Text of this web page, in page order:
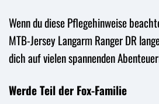
Wenn du diese Pflegehinweise
MTB-Jersey Langarm Ranger DR
dich auf vielen spannenden
Werde Teil der Fox-Familie